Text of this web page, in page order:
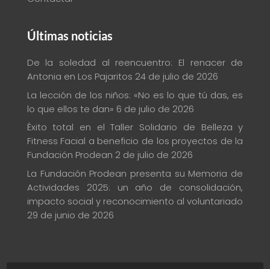
Últimas noticias
De la soledad al reencuentro: El renacer de
Antonia en Los Pajaritos 24 de julio de 2026
La lección de los niños: «No es lo que tú das, es
lo que ellos te dan» 6 de julio de 2026
Éxito total en el Taller Solidario de Belleza y
Fitness Facial a beneficio de los proyectos de la
Fundación Prodean 2 de julio de 2026
La Fundación Prodean presenta su Memoria de
Actividades 2025: un año de consolidación,
impacto social y reconocimiento al voluntariado
29 de junio de 2026